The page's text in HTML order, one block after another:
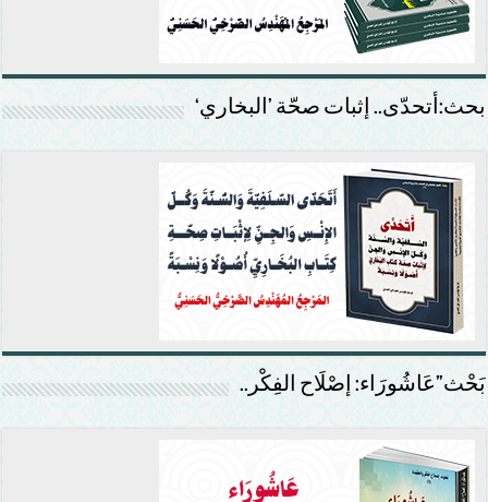
بحث:أتحدّى.. إثبات صحّة ’البخاري‘
بَحْث”عَاشُورَاء: إصْلَاح الفِكْر..